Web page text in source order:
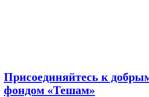
Присоединяйтесь к
фондом «Тешам»